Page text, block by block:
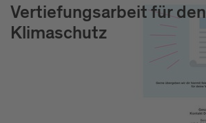
Vertiefungsarbeit für den
Klimaschutz